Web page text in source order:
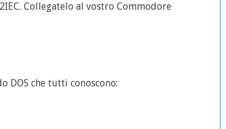
Collegatelo al vostro Commodore
DOS che tutti conoscono: